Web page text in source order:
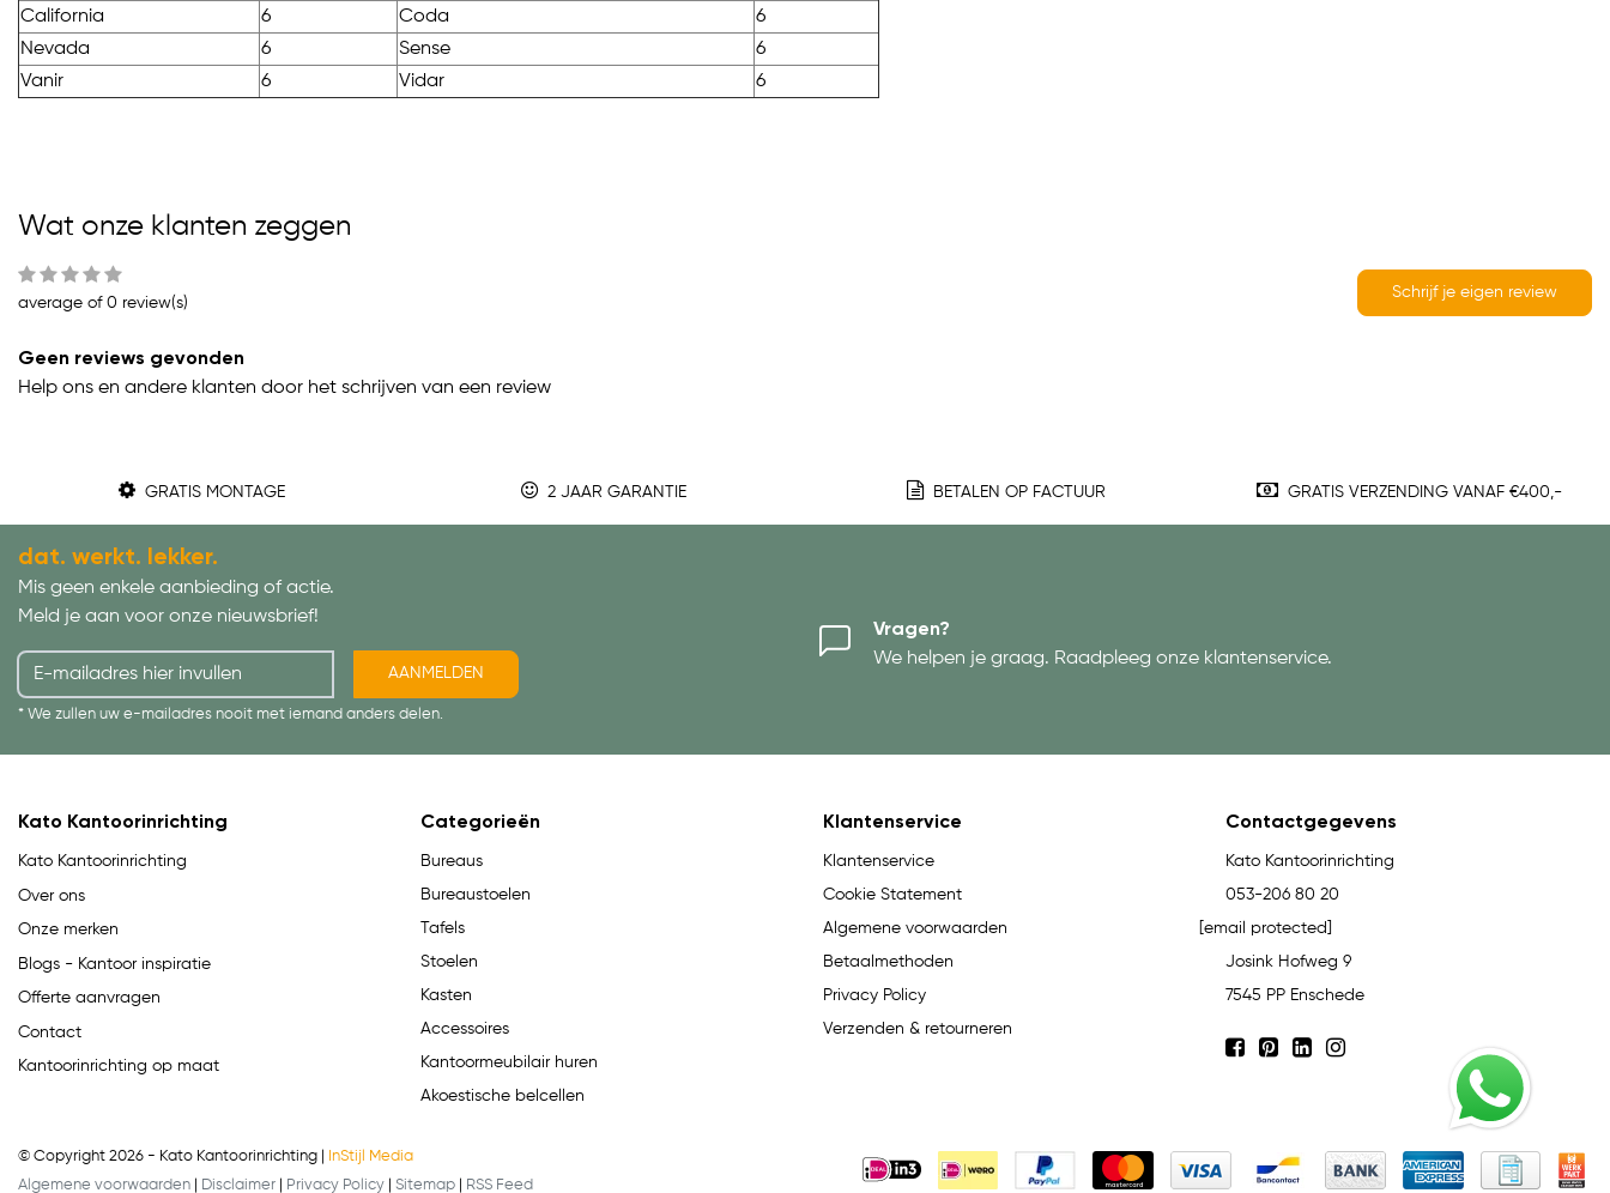
California
6 Coda
6
Nevada
6 Sense
6
Vanir
6 Vidar 6
Wat onze klanten zeggen
average of 0 review(s)
Schrijf je eigen review
Geen reviews gevonden
Help ons en andere klanten door het schrijven van een review
GRATIS MONTAGE 2 JAAR GARANTIE BETALEN OP FACTUUR GRATIS VERZENDING VANAF €400,-
dat. werkt. lekker.
Mis geen enkele aanbieding of actie.
Meld je aan voor onze nieuwsbrief!
AANMELDEN
* We zullen uw e-mailadres nooit met iemand anders delen.
Vragen?
We helpen je graag. Raadpleeg onze klantenservice.
Kato Kantoorinrichting
Kato Kantoorinrichting
Over ons
Onze merken
Blogs - Kantoor inspiratie
Offerte aanvragen
Contact
Kantoorinrichting op maat
Categorieën
Bureaus
Bureaustoelen
Tafels
Stoelen
Kasten
Accessoires
Kantoormeubilair huren
Akoestische belcellen
Klantenservice
Klantenservice
Cookie Statement
Algemene voorwaarden
Betaalmethoden
Privacy Policy
Verzenden & retourneren
Contactgegevens
Kato Kantoorinrichting
053-206 80 20
[email protected]
Josink Hofweg 9
7545 PP Enschede
© Copyright 2026 - Kato Kantoorinrichting |
InStijl Media
Algemene voorwaarden
Disclaimer Privacy Policy Sitemap RSS Feed